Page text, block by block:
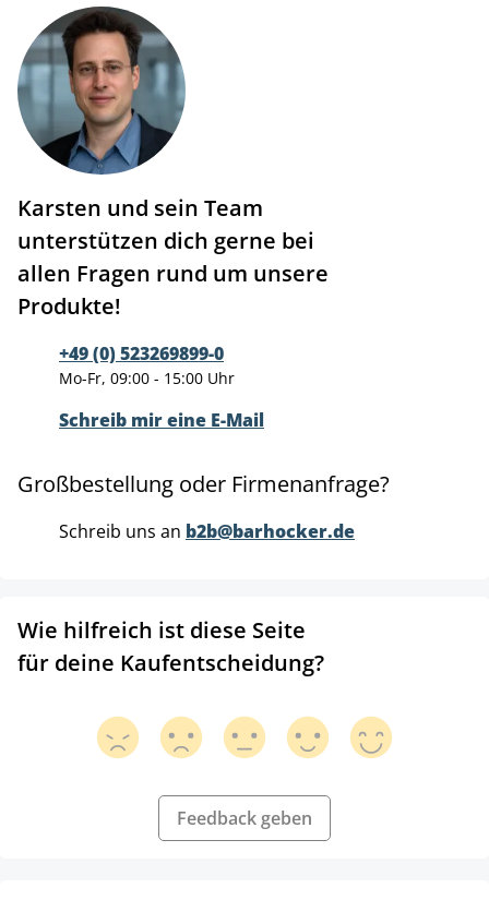
Karsten und sein Team
unterstützen dich gerne bei
allen Fragen rund um unsere
Produkte!
+49 (0) 523269899-0
Mo-Fr, 09:00 - 15:00 Uhr
Schreib mir eine E-Mail
Großbestellung oder Firmenanfrage?
Schreib uns an b2b@barhocker.de
Wie hilfreich ist diese Seite
für deine Kaufentscheidung?
Feedback geben